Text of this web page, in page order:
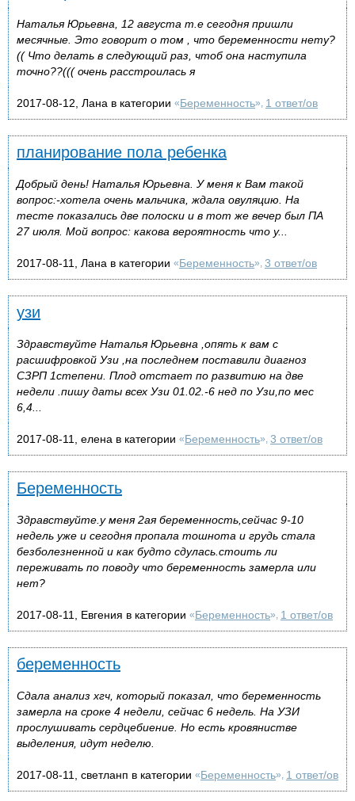
Наталья Юрьевна, 12 августа т.е сегодня пришли
месячные. Это говорит о том , что беременности нету?
(( Что делать в следующий раз, чтоб она наступила
точно??((( очень расстроилась я
2017-08-12, Лана в категории «Беременность», 1 ответ/ов
планирование пола ребенка
Добрый день! Наталья Юрьевна. У меня к Вам такой
вопрос:-хотела очень мальчика, ждала овуляцию. На
тесте показались две полоски и в тот же вечер был ПА
27 июля. Мой вопрос: какова вероятность что у...
2017-08-11, Лана в категории «Беременность», 3 ответ/ов
узи
Здравствуйте Наталья Юрьевна ,опять к вам с
расшифровкой Узи ,на последнем поставили диагноз
СЗРП 1степени. Плод отстает по развитию на две
недели .пишу даты всех Узи 01.02.-6 нед по Узи,по мес
6,4...
2017-08-11, елена в категории «Беременность», 3 ответ/ов
Беременность
Здравствуйте.у меня 2ая беременность,сейчас 9-10
недель уже и сегодня пропала тошнота и грудь стала
безболезненной и как будто сдулась.стоить ли
переживать по поводу что беременность замерла или
нет?
2017-08-11, Евгения в категории «Беременность», 1 ответ/ов
беременность
Сдала анализ хгч, который показал, что беременность
замерла на сроке 4 недели, сейчас 6 недель. На УЗИ
прослушивать сердцебиение. Но есть кровянистве
выделения, идут неделю.
2017-08-11, светланп в категории «Беременность», 1 ответ/ов